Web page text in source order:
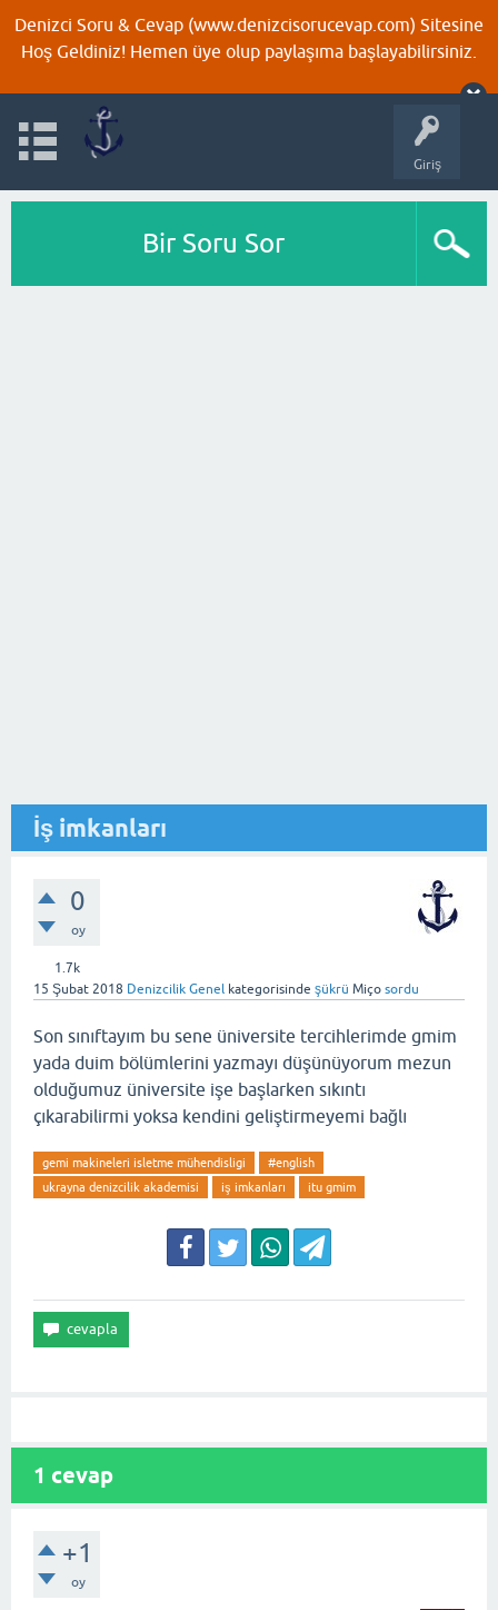
Denizci Soru & Cevap (www.denizcisorucevap.com) Sitesine
Hoş Geldiniz! Hemen üye olup paylaşıma başlayabilirsiniz.
Giriş
Bir Soru Sor
İş imkanları
0
oy
1.7k
15 Şubat 2018 Denizcilik Genel kategorisinde şükrü Miço sordu
Son sınıftayım bu sene üniversite tercihlerimde gmim
yada duim bölümlerini yazmayı düşünüyorum mezun
olduğumuz üniversite işe başlarken sıkıntı
çıkarabilirmi yoksa kendini geliştirmeyemi bağlı
gemi makineleri isletme mühendisligi
#english
ukrayna denizcilik akademisi
iş imkanları itu gmim
1 cevap
+1
oy